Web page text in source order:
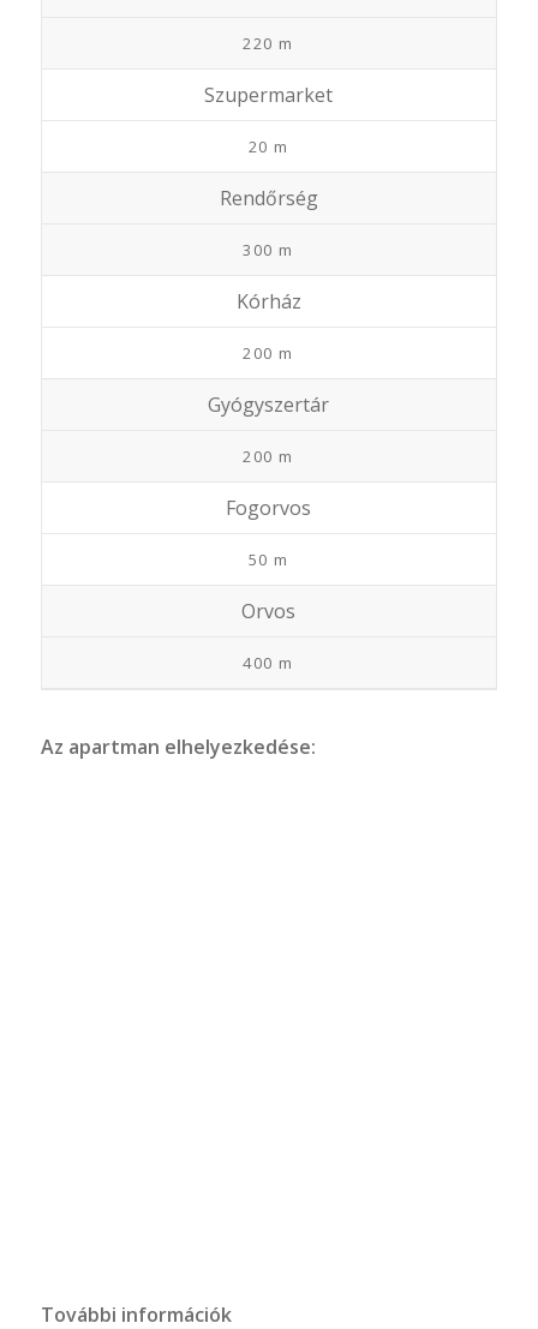
220 m
Szupermarket
20 m
Rendőrség
300 m
Kórház
200 m
Gyógyszertár
200 m
Fogorvos
50 m
Orvos
400 m
Az apartman elhelyezkedése:
További információk